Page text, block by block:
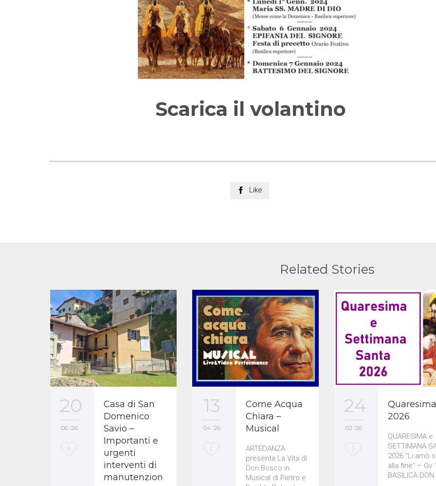
Scarica il volantino
 Like
Related Stories
20
06 '26
L0
Casa di San
Domenico
Savio –
Importanti e
urgenti
interventi di
manutenzion
13
04 '26
2
Come Acqua
Chiara –
Musical
ARTEDANZA
presenta La Vita di
Don Bosco in
Musical di Pietro e
24
02 '26
L5
Quaresima
2026
QUARESIMA e
SETTIMANA
2026 “Li amò
alla fine” – Gv
BASILICA